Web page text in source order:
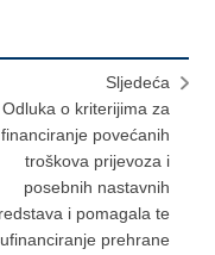
Sljedeća
Odluka o kriterijima za
financiranje povećanih
troškova prijevoza i
posebnih nastavnih
i pomagala te
prehrane